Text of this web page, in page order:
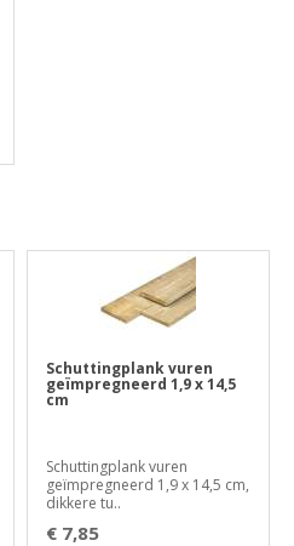
Schuttingplank vuren
geïmpregneerd 1,9 x 14,5
cm
Schuttingplank vuren
geïmpregneerd 1,9 x 14,5 cm,
dikkere tu..
€ 7,85